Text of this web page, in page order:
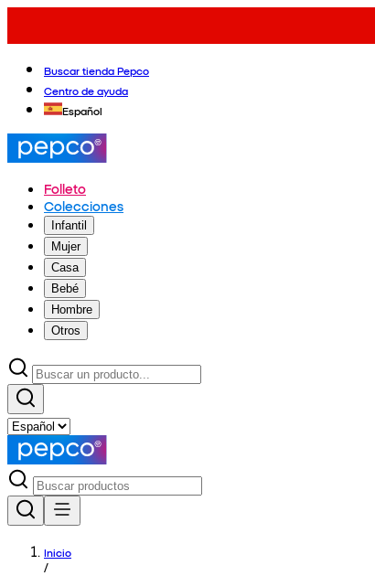
Buscar tienda Pepco
Centro de ayuda
Español
Folleto
Colecciones
Infantil
Mujer
Casa
Bebé
Hombre
Otros
Inicio
/